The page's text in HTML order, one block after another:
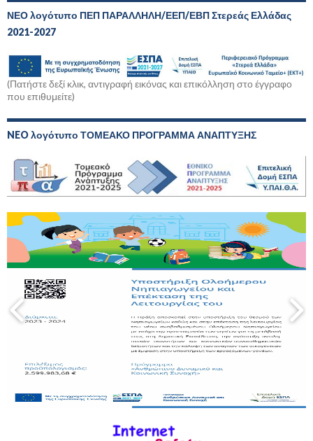
ΝΕΟ λογότυπο ΠΕΠ ΠΑΡΑΛΛΗΛΗ/ΕΕΠ/ΕΒΠ Στερεάς Ελλάδας
2021-2027
(Πατήστε δεξί κλικ, αντιγραφή εικόνας και επικόλληση στο έγγραφο
που επιθυμείτε)
NEO λογότυπο ΤΟΜΕΑΚΟ ΠΡΟΓΡΑΜΜΑ ΑΝΑΠΤΥΞΗΣ